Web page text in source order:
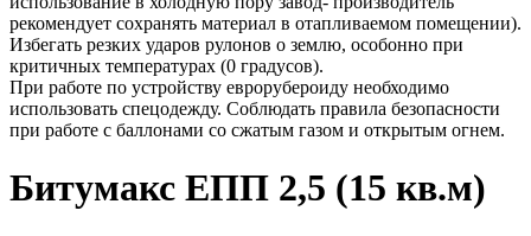
рекомендует сохранять материал в отапливаемом помещении).
Избегать резких ударов рулонов о землю, особонно при
критичных температурах (0 градусов).
При работе по устройству еврорубероиду необходимо
использовать спецодежду. Соблюдать правила безопасности
при работе с баллонами со сжатым газом и открытым огнем.
Битумакс ЕПП 2,5 (15 кв.м)